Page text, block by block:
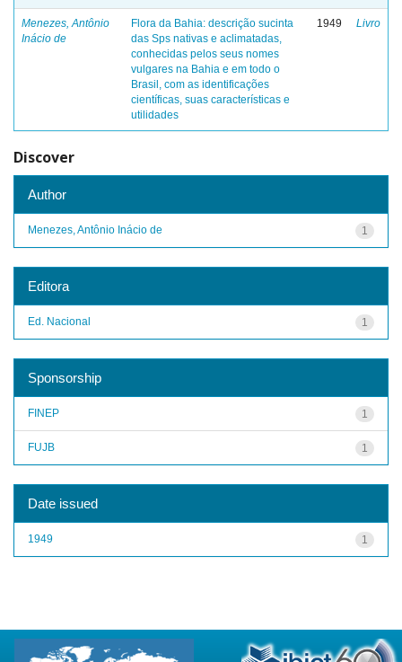
Menezes, Antônio
Inácio de
Flora da Bahia: descrição sucinta
das Sps nativas e aclimatadas,
conhecidas pelos seus nomes
vulgares na Bahia e em todo o
Brasil, com as identificações
científicas, suas características e
utilidades
1949 Livro
Discover
Author
1
Menezes, Antônio Inácio de
Editora
1
Ed. Nacional
Sponsorship
1
FINEP
1
FUJB
Date issued
1
1949